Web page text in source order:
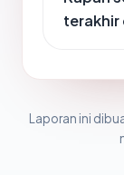
terakhir
Laporan ini